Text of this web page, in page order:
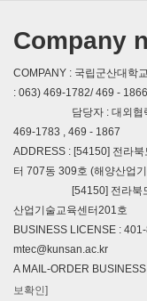
Company
COMPANY : 국립군산대학
: 063) 469-1782/ 469 - 1866
담당자 : 대외협력부 :
469-1783 , 469 - 1867
ADDRESS : [54150] 전라
터 707동 309호 (해양산업
[54150] 전라북도 군
산업기술교육센터201호
BUSINESS LICENSE :
mtec@kunsan.ac.kr
A MAIL-ORDER
보확인]